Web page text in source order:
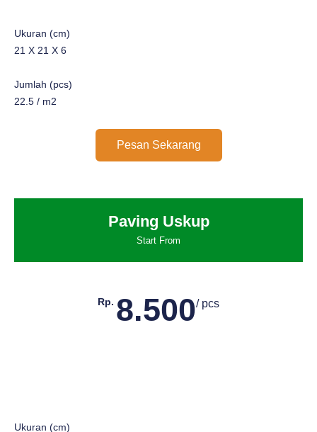
Ukuran (cm)
21 X 21 X 6
Jumlah (pcs)
22.5 / m2
Pesan Sekarang
Paving Uskup
Start From
Rp. 8.500/ pcs
Ukuran (cm)